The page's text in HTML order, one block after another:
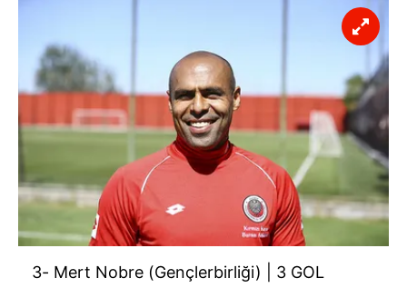
3- Mert Nobre (Gençlerbirliği) | 3 GOL